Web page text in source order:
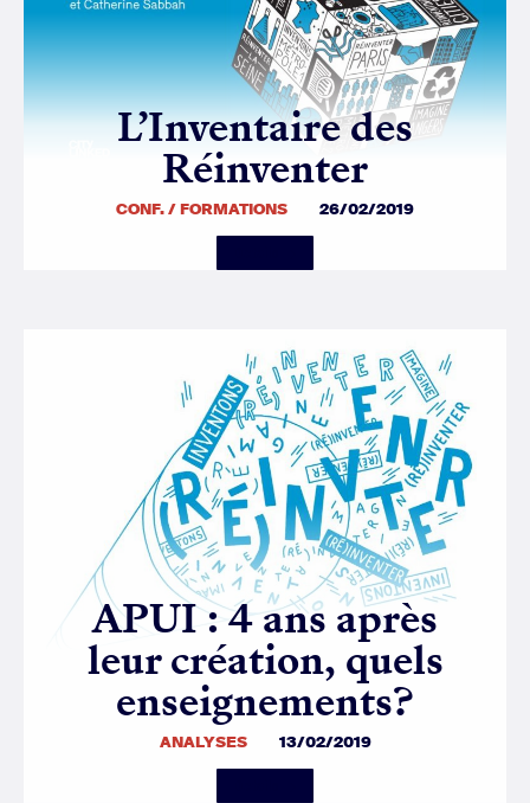
L’Inventaire des
Réinventer
CONF. / FORMATIONS 26/02/2019
APUI : 4 ans après
leur création, quels
enseignements?
ANALYSES 13/02/2019